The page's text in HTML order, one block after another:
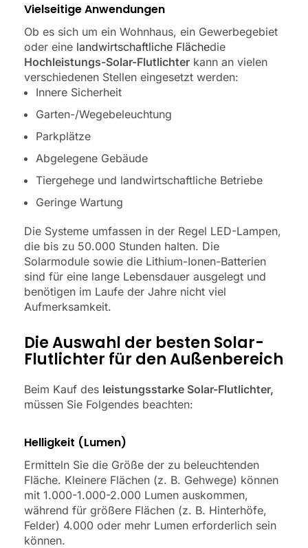
Vielseitige Anwendungen
Ob es sich um ein Wohnhaus, ein Gewerbegebiet
oder eine landwirtschaftliche Flächedie
Hochleistungs-Solar-Flutlichter kann an vielen
verschiedenen Stellen eingesetzt werden:
Innere Sicherheit
Garten-/Wegebeleuchtung
Parkplätze
Abgelegene Gebäude
Tiergehege und landwirtschaftliche Betriebe
Geringe Wartung
Die Systeme umfassen in der Regel LED-Lampen,
die bis zu 50.000 Stunden halten. Die
Solarmodule sowie die Lithium-Ionen-Batterien
sind für eine lange Lebensdauer ausgelegt und
benötigen im Laufe der Jahre nicht viel
Aufmerksamkeit.
Die Auswahl der besten Solar-
Flutlichter für den Außenbereich
Beim Kauf des leistungsstarke Solar-Flutlichter,
müssen Sie Folgendes beachten:
Helligkeit (Lumen)
Ermitteln Sie die Größe der zu beleuchtenden
Fläche. Kleinere Flächen (z. B. Gehwege) können
mit 1.000-1.000-2.000 Lumen auskommen,
während für größere Flächen (z. B. Hinterhöfe,
Felder) 4.000 oder mehr Lumen erforderlich sein
können.